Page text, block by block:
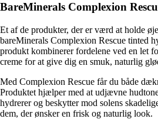
BareMinerals Complexion
Et af de produkter, der er værd at holde
bareMinerals Complexion Rescue tinted
produkt kombinerer fordelene ved en let
creme for at give dig en smuk, naturlig
Med Complexion Rescue får du både
Produktet hjælper med at udjævne
hydrerer og beskytter mod solens
dem, der ønsker en frisk og naturlig look.